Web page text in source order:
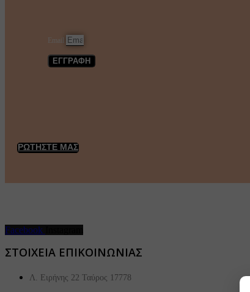
Email
ΕΓΓΡΑΦΗ
ΡΩΤΗΣΤΕ ΜΑΣ
Facebook
ΣΤΟΙΧΕΙΑ ΕΠΙΚΟΙΝΩΝΙΑΣ
Λ. Ειρήνης 22 Ταύρος 17778